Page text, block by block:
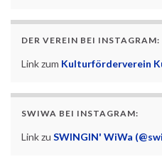
DER VEREIN BEI INSTAGRAM:
Link zum Kulturförderverein
SWIWA BEI INSTAGRAM:
Link zu SWINGIN' WiWa